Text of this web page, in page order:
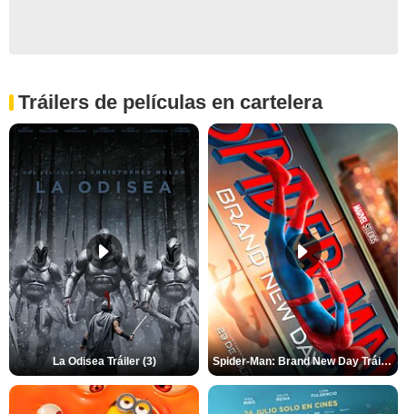
Tráilers de películas en cartelera
La Odisea Tráiler (3) Spider-Man: Brand New Day Tráiler (3)